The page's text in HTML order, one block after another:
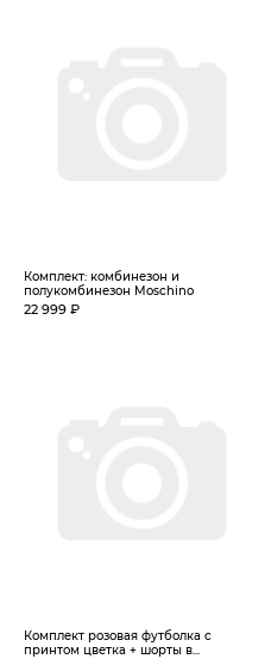
Комплект: комбинезон и
полукомбинезон Moschino
22 999 ₽
Комплект розовая футболка с
принтом цветка + шорты в...